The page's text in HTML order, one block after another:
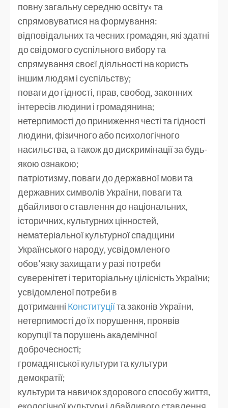
повну загальну середню освіту» та
спрямовуватися на формування:
відповідальних та чесних громадян, які здатні
до свідомого суспільного вибору та
спрямування своєї діяльності на користь
іншим людям і суспільству;
поваги до гідності, прав, свобод, законних
інтересів людини і громадянина;
нетерпимості до приниження честі та гідності
людини, фізичного або психологічного
насильства, а також до дискримінації за будь-
якою ознакою;
патріотизму, поваги до державної мови та
державних символів України, поваги та
дбайливого ставлення до національних,
історичних, культурних цінностей,
нематеріальної культурної спадщини
Українського народу, усвідомленого
обов’язку захищати у разі потреби
суверенітет і територіальну цілісність України;
усвідомленої потреби в
дотриманні Конституціїта законів України,
нетерпимості до їх порушення, проявів
корупції та порушень академічної
доброчесності;
громадянської культури та культури
демократії;
культури та навичок здорового способу життя,